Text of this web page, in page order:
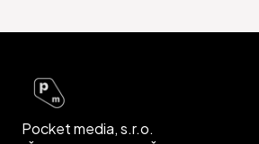
Pocket media, s.r.o.